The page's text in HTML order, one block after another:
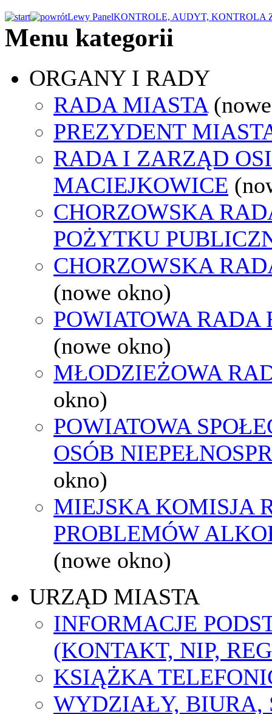
Lewy PanelKONTROLE, AUDYT, KONTROLA
Menu kategorii
ORGANY I RADY
RADA MIASTA
PREZYDENT
RADA I ZARZĄD
MACIEJKOWICE
CHORZOWSKA
POŻYTKU
CHORZOWSKA
(nowe okno)
POWIATOWA RADA
(nowe okno)
MŁODZIEŻOWA
okno)
POWIATOWA
OSÓB
okno)
MIEJSKA KOMISJA
PROBLEMÓW
(nowe okno)
URZĄD MIASTA
INFORMACJE
(KONTAKT, NIP,
KSIĄŻKA
WYDZIAŁY, BIURA,